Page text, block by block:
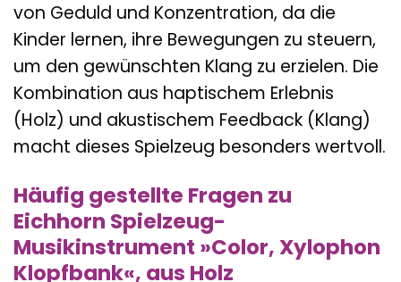
von Geduld und Konzentration, da die
Kinder lernen, ihre Bewegungen zu steuern,
um den gewünschten Klang zu erzielen. Die
Kombination aus haptischem Erlebnis
(Holz) und akustischem Feedback (Klang)
macht dieses Spielzeug besonders wertvoll.
Häufig gestellte Fragen zu
Eichhorn Spielzeug-
Musikinstrument »Color, Xylophon
Klopfbank«, aus Holz